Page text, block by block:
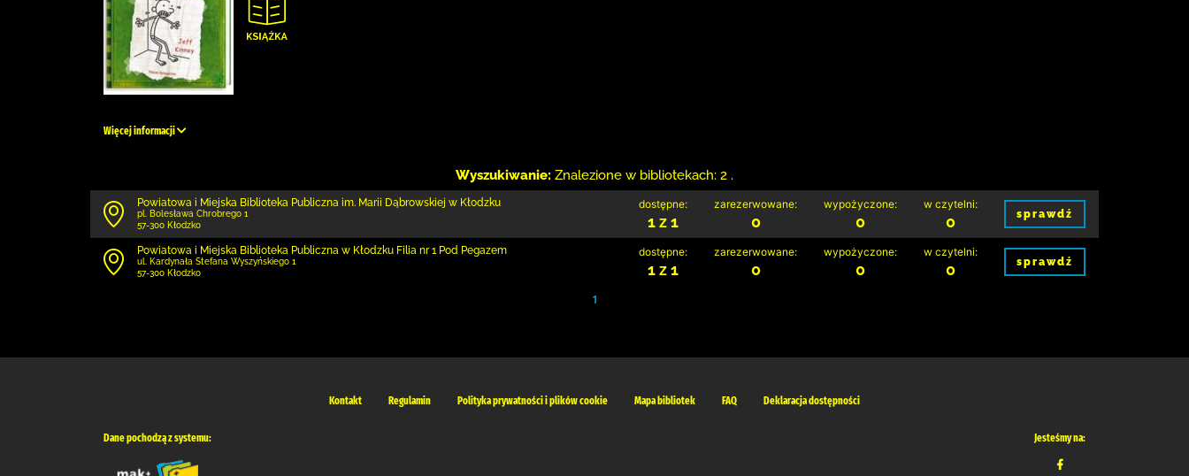
Więcej informacji
Wyszukiwanie: Znalezione w bibliotekach: 2 .
Powiatowa i Miejska Biblioteka Publiczna im. Marii Dąbrowskiej w Kłodzku
pl. Bolesława Chrobrego 1
57-300 Kłodzko
dostępne:
1 z 1
zarezerwowane:
0
wypożyczone:
0
w czytelni:
0 sprawdź
Powiatowa i Miejska Biblioteka Publiczna w Kłodzku Filia nr 1 Pod Pegazem
ul. Kardynała Stefana Wyszyńskiego 1
57-300 Kłodzko
dostępne:
1 z 1
zarezerwowane:
0
wypożyczone:
0
w czytelni:
0 sprawdź
1
Kontakt Regulamin Polityka prywatności i plików cookie Mapa bibliotek FAQ Deklaracja dostępności
Dane pochodzą z systemu: Jesteśmy na: